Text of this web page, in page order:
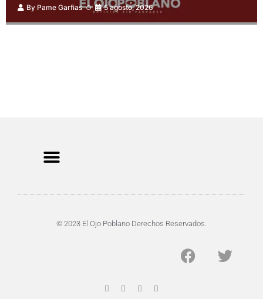
By Pame Garfias 5 agosto, 2026
© 2023 El Ojo Poblano Derechos Reservados.